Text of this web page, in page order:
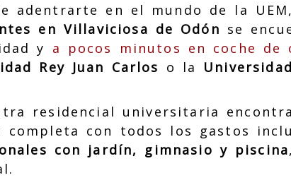
adentrarte en el mundo de la
en Villaviciosa de Odón se
y a pocos minutos en coche de
Rey Juan Carlos o la
residencial universitaria
completa con todos los gastos
con jardín, gimnasio y piscina